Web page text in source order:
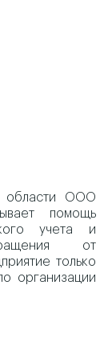
области ООО
помощь
учета и
от
только
организации